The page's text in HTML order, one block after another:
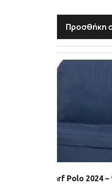
Προσθήκη
Original Scarf Polo 2024 –